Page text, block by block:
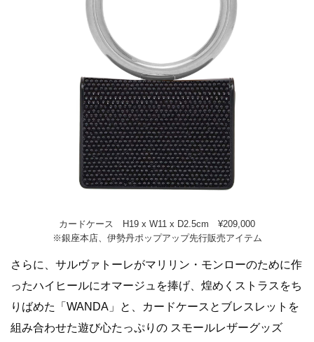
カードケース H19 x W11 x D2.5cm ¥209,000
※銀座本店、伊勢丹ポップアップ先行販売アイテム
さらに、サルヴァトーレがマリリン・モンローのために作
ったハイヒールにオマージュを捧げ、煌めくストラスをち
りばめた「WANDA」と、カードケースとブレスレットを
組み合わせた遊び心たっぷりの スモールレザーグッズ